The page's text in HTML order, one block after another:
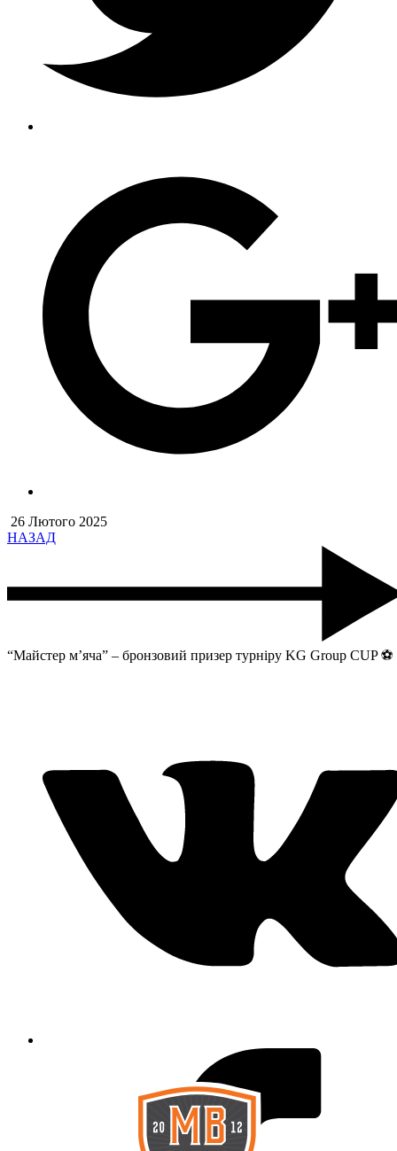
26 Лютого 2025
НАЗАД
“Майстер м’яча” – бронзовий призер турніру KG Group CUP ⚽️